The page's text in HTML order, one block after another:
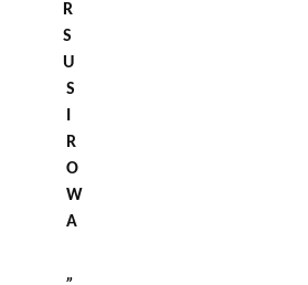
R
S
U
S
R
O
W
A
„